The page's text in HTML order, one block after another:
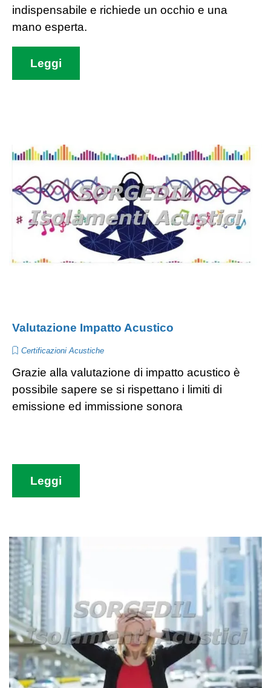
indispensabile e richiede un occhio e una
mano esperta.
Leggi
Valutazione Impatto Acustico
Certificazioni Acustiche
Grazie alla valutazione di impatto acustico è
possibile sapere se si rispettano i limiti di
emissione ed immissione sonora
Leggi